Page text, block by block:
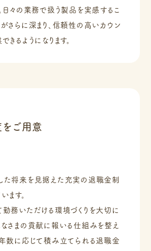
日々の業務で扱う製品を実感するこ
さらに深まり、信頼性の高いカウン
きるようになります。
ご用意
た将来を見据えた充実の退職金制
ます。
務いただける環境づくりを大切に
さまの貢献に報いる仕組みを整え
数に応じて積み立てられる退職金